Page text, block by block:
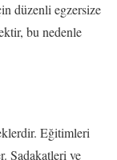
düzenli egzersize
bu nedenle
Eğitimleri
Sadakatleri ve